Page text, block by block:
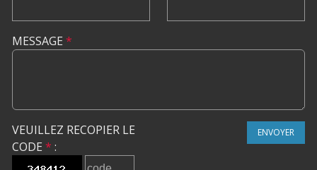
MESSAGE *
VEUILLEZ RECOPIER LE
CODE * :
ENVOYER